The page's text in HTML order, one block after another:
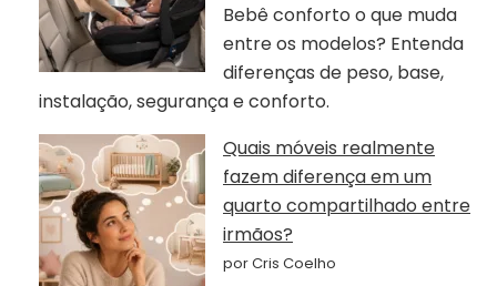
Bebê conforto o que muda
entre os modelos? Entenda
diferenças de peso, base,
instalação, segurança e conforto.
Quais móveis realmente
fazem diferença em um
quarto compartilhado entre
irmãos?
por Cris Coelho